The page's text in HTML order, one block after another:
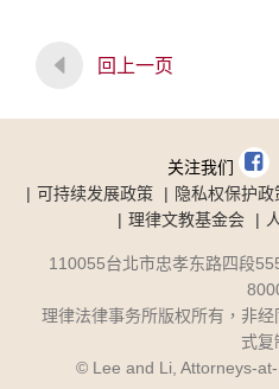
回上一页
关注我们
可持续发展政策
隐私权保护政
理律文教基金会
110055台北市忠孝东路四段
理律法律事务所版权所有，非
式复
© Lee and Li, Attorneys-